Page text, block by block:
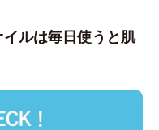
ルは毎日使うと肌